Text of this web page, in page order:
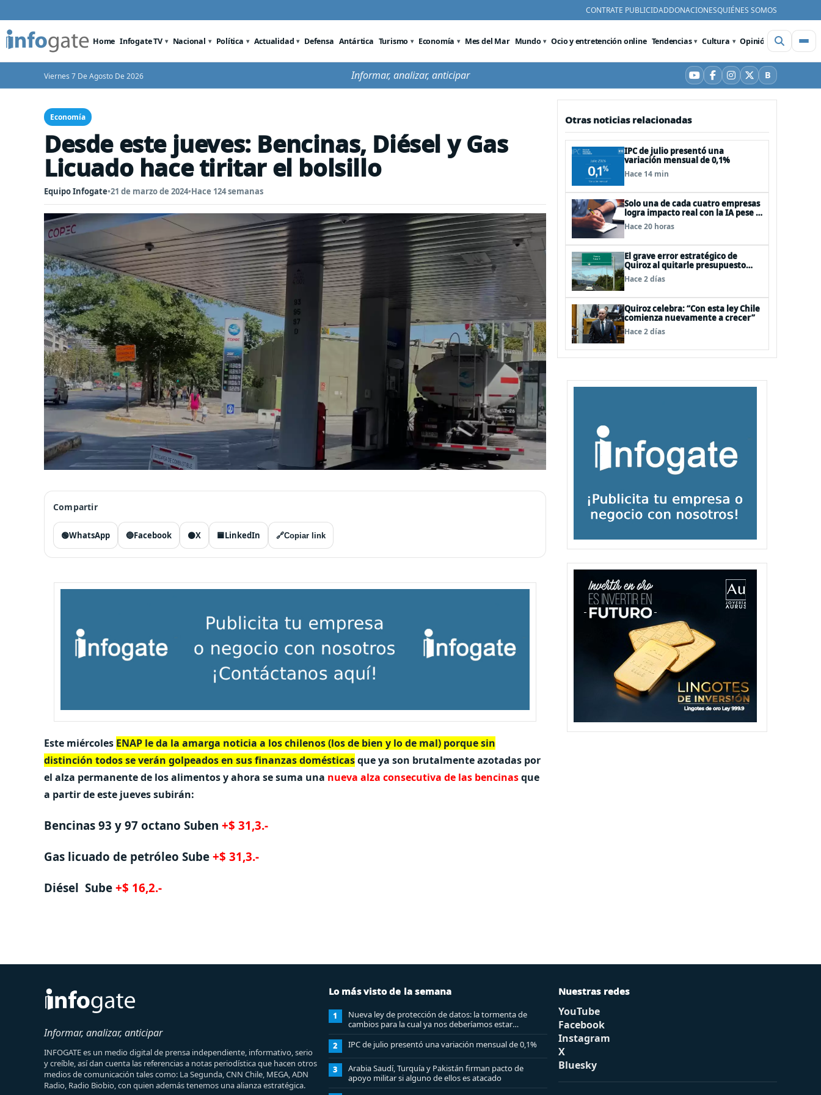
CONTRATE PUBLICIDADDONACIONESQUIÉNES SOMOS
Home Infogate TV Nacional Política Actualidad Defensa Antártica Turismo Economía Mes del Mar Mundo Ocio y entretención online Tendencias Cultura Opinión Videos
Viernes 7 De Agosto De 2026 Informar, analizar, anticipar YouTube
Facebook
Instagram
X BBluesky
Economía
Desde este jueves: Bencinas, Diésel y Gas
Licuado hace tiritar el bolsillo
Equipo Infogate•21 de marzo de 2024•Hace 124 semanas
Compartir
🟢WhatsApp 🔵Facebook ⚫X 🟦LinkedIn 🔗Copiar link
Este miércoles ENAP le da la amarga noticia a los chilenos (los de bien y lo de mal) porque sin
distinción todos se verán golpeados en sus finanzas domésticasque ya son brutalmente azotadas por
el alza permanente de los alimentos y ahora se suma una nueva alza consecutiva de las bencinasque
a partir de este jueves subirán:
Bencinas 93 y 97 octano Suben +$ 31,3.-
Gas licuado de petróleo Sube +$ 31,3.-
Diésel Sube +$ 16,2.-
Otras noticias relacionadas
IPC de julio presentó una
variación mensual de 0,1%
Hace 14 min
Solo una de cada cuatro empresas
logra impacto real con la IA pese a
la inversión, según el Foro
Económico Mundial
Hace 20 horas
El grave error estratégico de
Quiroz al quitarle presupuesto
para infraestructura vial del
Biobío
Hace 2 días
Quiroz celebra: “Con esta ley Chile
comienza nuevamente a crecer”
Hace 2 días
Informar, analizar, anticipar
INFOGATE es un medio digital de prensa independiente, informativo, serio
y creíble, así dan cuenta las referencias a notas periodística que hacen otros
medios de comunicación tales como: La Segunda, CNN Chile, MEGA, ADN
Radio, Radio Biobio, con quien además tenemos una alianza estratégica.
Lo más visto de la semana
1
Nueva ley de protección de datos: la tormenta de
cambios para la cual ya nos deberíamos estar
preparando
2 IPC de julio presentó una variación mensual de 0,1%
3
Arabia Saudí, Turquía y Pakistán firman pacto de
apoyo militar si alguno de ellos es atacado
Nuestras redes
YouTube
Facebook
Instagram
X
Bluesky